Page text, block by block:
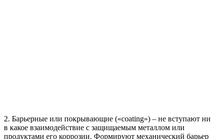
2. Барьерные или покрывающие («coating») – не вступают ни
в какое взаимодействие с защищаемым металлом или
продуктами его коррозии. Формируют механический барьер